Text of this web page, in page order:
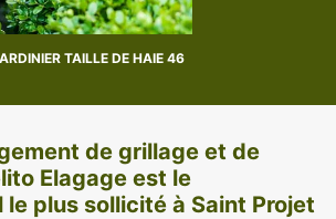
TAILLE DE HAIE 46
de grillage et de
Elagage est le
le plus sollicité à Saint Projet